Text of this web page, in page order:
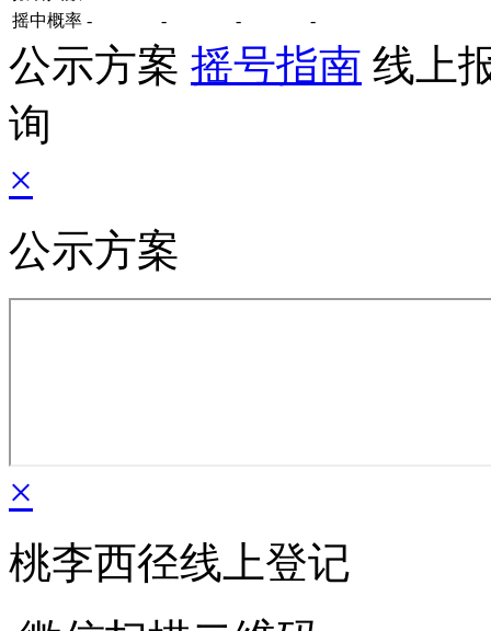
摇中概率 - - - -
公示方案 摇号指南 线上
询
×
公示方案
×
桃李西径线上登记